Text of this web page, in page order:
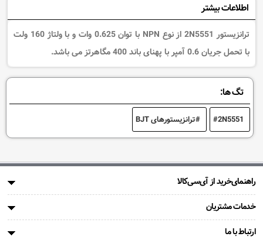
اطلاعات بیشتر
ترانزیستور 2N5551 از نوع NPN با توان 0.625 وات و با ولتاژ 160 ولت
با تحمل جریان 0.6 آمپر با پهنای باند 400 مگاهرتز می باشد.
تگ ها:
2N5551 ترانزیستورهای BJT
راهنمای‌خرید از آی‌سی‌کالا
خدمات مشتریان
ارتباط با ما